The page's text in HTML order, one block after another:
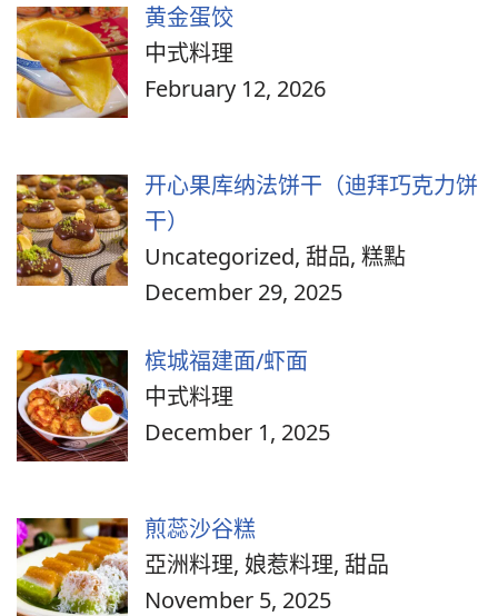
黄金蛋饺
中式料理
February 12, 2026
开心果库纳法饼干（迪拜巧克力饼
干）
Uncategorized, 甜品, 糕點
December 29, 2025
槟城福建面/虾面
中式料理
December 1, 2025
煎蕊沙谷糕
亞洲料理, 娘惹料理, 甜品
November 5, 2025